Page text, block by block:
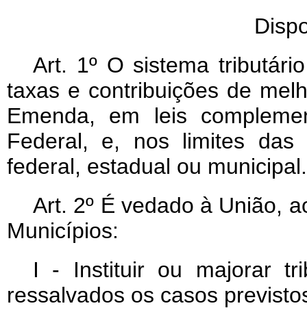
Art. 1º O sistema
taxas e contribuições de
Emenda, em leis
Federal, e, nos limites das
federal, estadual ou municipal.
Art. 2º É vedado à União,
Municípios:
I - Instituir ou majorar
ressalvados os casos